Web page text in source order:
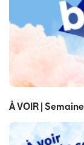
À VOIR |